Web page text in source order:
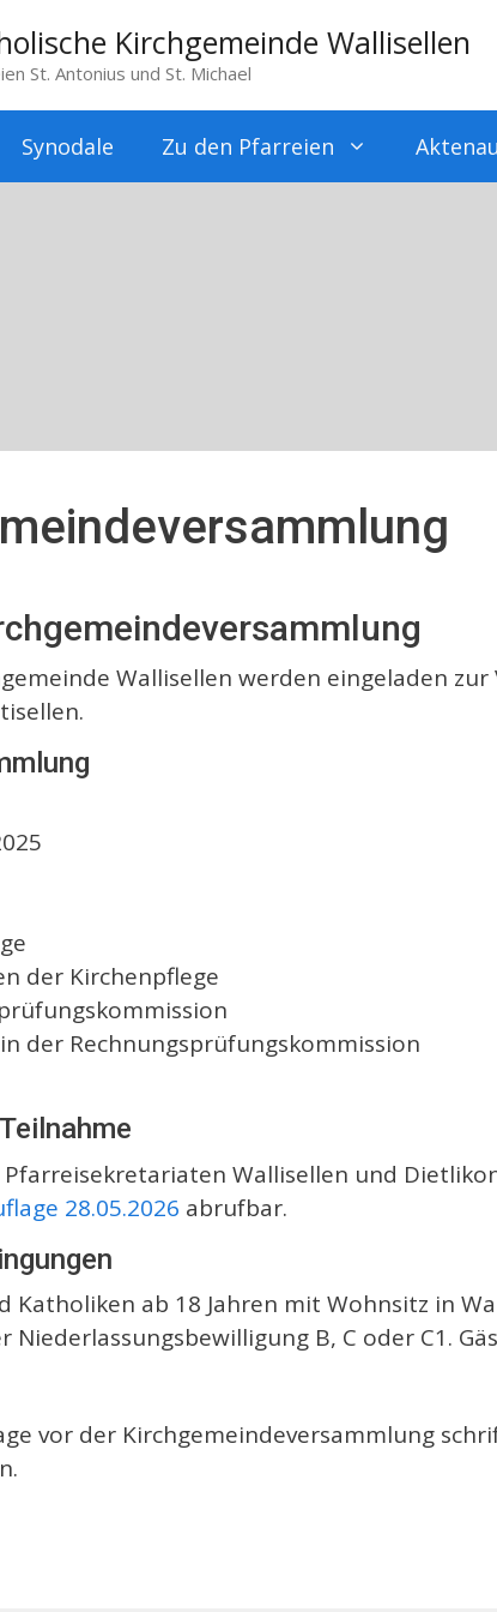
Kirchgemeinde Wallisellen
St. Antonius und St. Michael
Synodale Zu den Pfarreien
Wallisellen werden eingeladen
der Kirchenpflege
der Rechnungsprüfungskommission
Wallisellen und
28.05.2026 abrufbar.
ab 18 Jahren mit Wohnsitz in
B, C oder C1.
vor der Kirchgemeindeversammlung